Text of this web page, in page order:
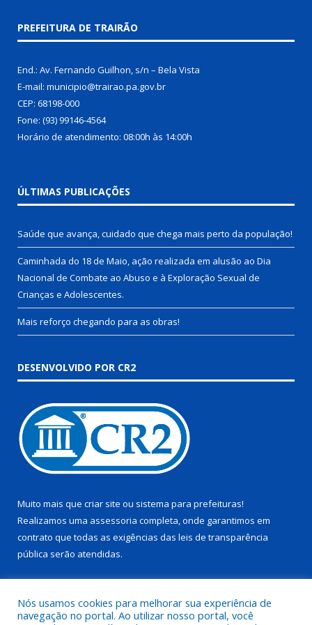
PREFEITURA DE TRAIRÃO
End.: Av. Fernando Guilhon, s/n – Bela Vista
E-mail: municipio@trairao.pa.gov.br
CEP: 68198-000
Fone: (93) 99146-4564
Horário de atendimento: 08:00h às 14:00h
ÚLTIMAS PUBLICAÇÕES
Saúde que avança, cuidado que chega mais perto da população!
Caminhada do 18 de Maio, ação realizada em alusão ao Dia
Nacional de Combate ao Abuso e à Exploração Sexual de
Crianças e Adolescentes.
Mais reforço chegando para as obras!
DESENVOLVIDO POR CR2
Muito mais que criar site ou sistema para prefeituras!
Realizamos uma assessoria completa, onde garantimos em
contrato que todas as exigências das leis de transparência
pública serão atendidas.
Nós usamos cookies para melhorar sua experiência de
navegação no portal. Ao utilizar nosso portal, você